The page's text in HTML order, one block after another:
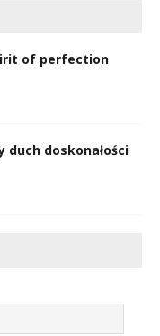
of perfection
duch doskonałości